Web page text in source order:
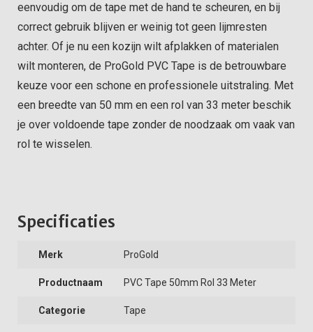
eenvoudig om de tape met de hand te scheuren, en bij
correct gebruik blijven er weinig tot geen lijmresten
achter. Of je nu een kozijn wilt afplakken of materialen
wilt monteren, de ProGold PVC Tape is de betrouwbare
keuze voor een schone en professionele uitstraling. Met
een breedte van 50 mm en een rol van 33 meter beschik
je over voldoende tape zonder de noodzaak om vaak van
rol te wisselen.
Specificaties
Merk ProGold
Productnaam PVC Tape 50mm Rol 33 Meter
Categorie Tape